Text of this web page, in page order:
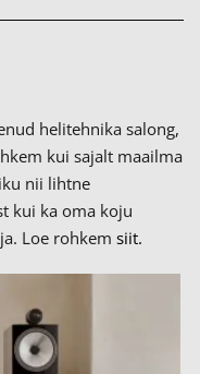
helitehnika salong,
kui sajalt maailma
nii lihtne
kui ka oma koju
Loe rohkem siit.